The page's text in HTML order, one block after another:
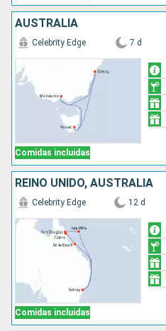
AUSTRALIA
Comidas incluidas
Celebrity Edge 7 d
REINO UNIDO, AUSTRALIA
Comidas incluidas
Celebrity Edge 12 d